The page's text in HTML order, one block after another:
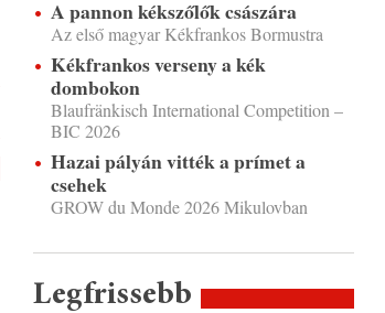
A pannon kékszőlők császára
Az első magyar Kékfrankos Bormustra
Kékfrankos verseny a kék
dombokon
Blaufränkisch International Competition –
BIC 2026
Hazai pályán vitték a prímet a
csehek
GROW du Monde 2026 Mikulovban
Legfrissebb